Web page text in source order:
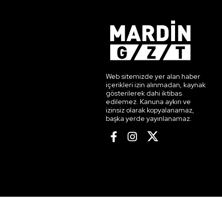
Web sitemizde yer alan haber
içerikleri izin alınmadan, kaynak
gösterilerek dahi iktibas
edilemez. Kanuna aykırı ve
izinsiz olarak kopyalanamaz,
başka yerde yayınlanamaz.